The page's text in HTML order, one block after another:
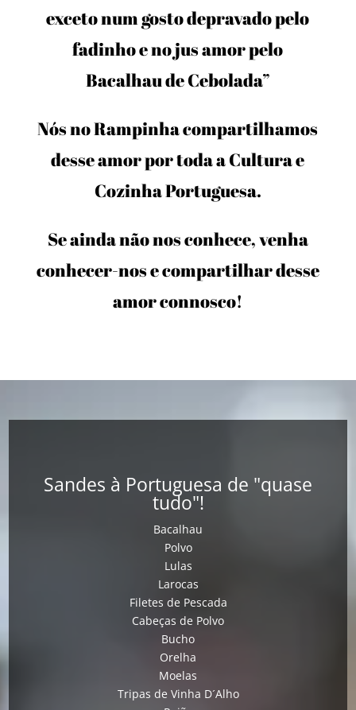
exceto num gosto depravado pelo
fadinho e no jus amor pelo
Bacalhau de Cebolada”
Nós no Rampinha compartilhamos
desse amor por toda a Cultura e
Cozinha Portuguesa.
Se ainda não nos conhece, venha
conhecer-nos e compartilhar desse
amor connosco!
Sandes à Portuguesa de "quase
tudo"!
Bacalhau
Polvo
Lulas
Larocas
Filetes de Pescada
Cabeças de Polvo
Bucho
Orelha
Moelas
Tripas de Vinha D´Alho